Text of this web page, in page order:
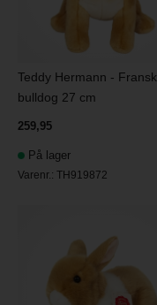
Teddy Hermann - Fransk
bulldog 27 cm
259,95
På lager
Varenr.:TH919872